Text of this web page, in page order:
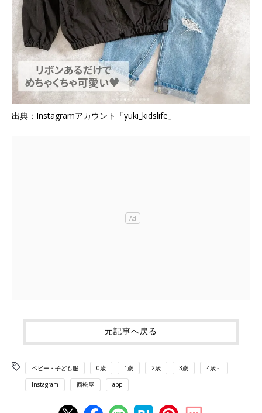
出典：Instagramアカウント「yuki_kidslife」
元記事へ戻る
ベビー・子ども服 0歳 1歳 2歳 3歳 4歳～
Instagram 西松屋 app